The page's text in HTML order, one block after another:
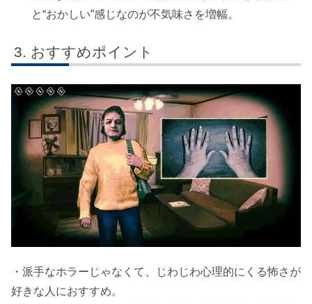
と“おかしい”感じなのが不気味さを増幅。
おすすめポイント
・派手なホラーじゃなくて、じわじわ心理的にくる怖さが
好きな人におすすめ。